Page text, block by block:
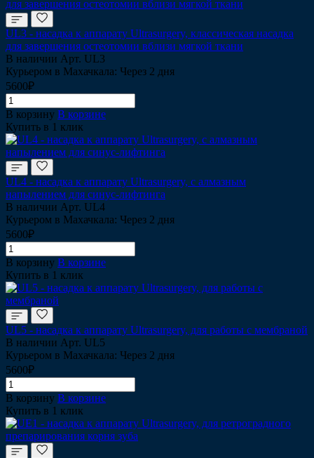
UL3 - насадка к аппарату Ultrasurgery, классическая насадка
для завершения остеотомии вблизи мягкой ткани
В наличии Арт. UL3
Курьером в Махачкала: Через 2 дня
5600₽
В корзину В корзине
Купить в 1 клик
UL4 - насадка к аппарату Ultrasurgery, с алмазным
напылением для синус-лифтинга
В наличии Арт. UL4
Курьером в Махачкала: Через 2 дня
5600₽
В корзину В корзине
Купить в 1 клик
UL5 - насадка к аппарату Ultrasurgery, для работы с мембраной
В наличии Арт. UL5
Курьером в Махачкала: Через 2 дня
5600₽
В корзину В корзине
Купить в 1 клик